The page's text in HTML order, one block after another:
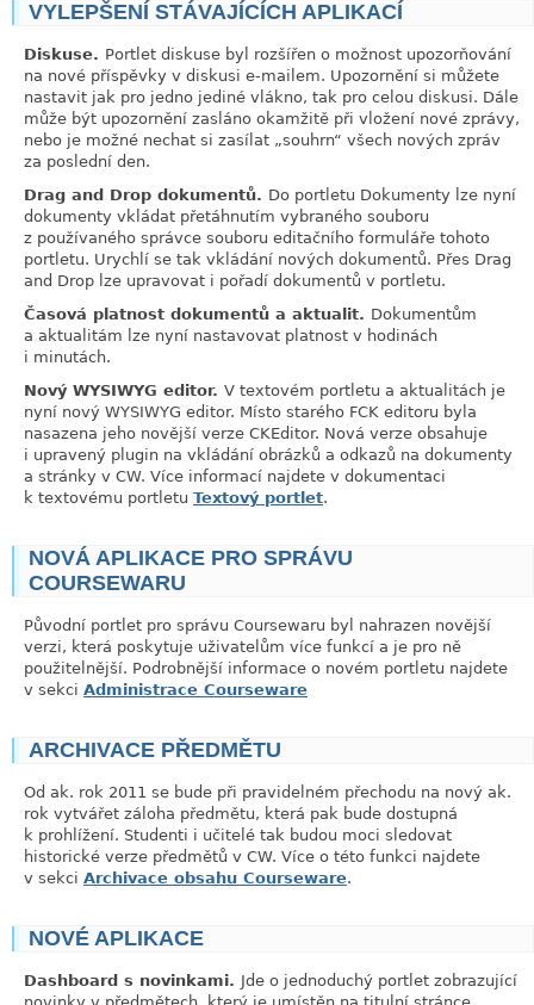
VYLEPŠENÍ STÁVAJÍCÍCH APLIKACÍ
Diskuse. Portlet diskuse byl rozšířen o možnost upozorňování
na nové příspěvky v diskusi e-mailem. Upozornění si můžete
nastavit jak pro jedno jediné vlákno, tak pro celou diskusi. Dále
může být upozornění zasláno okamžitě při vložení nové zprávy,
nebo je možné nechat si zasílat „souhrn“ všech nových zpráv
za poslední den.
Drag and Drop dokumentů. Do portletu Dokumenty lze nyní
dokumenty vkládat přetáhnutím vybraného souboru
z používaného správce souboru editačního formuláře tohoto
portletu. Urychlí se tak vkládání nových dokumentů. Přes Drag
and Drop lze upravovat i pořadí dokumentů v portletu.
Časová platnost dokumentů a aktualit. Dokumentům
a aktualitám lze nyní nastavovat platnost v hodinách
i minutách.
Nový WYSIWYG editor. V textovém portletu a aktualitách je
nyní nový WYSIWYG editor. Místo starého FCK editoru byla
nasazena jeho novější verze CKEditor. Nová verze obsahuje
i upravený plugin na vkládání obrázků a odkazů na dokumenty
a stránky v CW. Více informací najdete v dokumentaci
k textovému portletu Textový portlet.
NOVÁ APLIKACE PRO SPRÁVU
COURSEWARU
Původní portlet pro správu Coursewaru byl nahrazen novější
verzi, která poskytuje uživatelům více funkcí a je pro ně
použitelnější. Podrobnější informace o novém portletu najdete
v sekci Administrace Courseware
ARCHIVACE PŘEDMĚTU
Od ak. rok 2011 se bude při pravidelném přechodu na nový ak.
rok vytvářet záloha předmětu, která pak bude dostupná
k prohlížení. Studenti i učitelé tak budou moci sledovat
historické verze předmětů v CW. Více o této funkci najdete
v sekci Archivace obsahu Courseware.
NOVÉ APLIKACE
Dashboard s novinkami. Jde o jednoduchý portlet zobrazující